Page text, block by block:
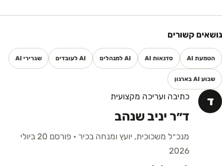
נושאים קשורים
הטמעת AI סדנאות AI AI למנהלים AI לעובדים שגרירי AI
שבוע AI בארגון
ד כתיבה ועריכה מקצועית
ד״ר יניב שנהב
מנכ״ל משכוכית, יועץ ומנחה בכיר
· פורסם 20 ביולי
2026